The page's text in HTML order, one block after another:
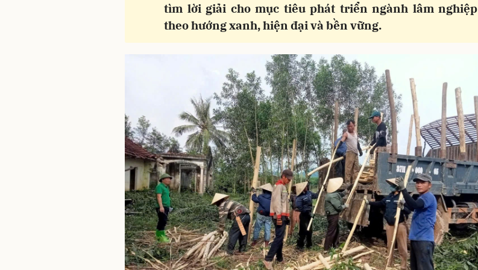
tìm lời giải cho mục tiêu phát triển ngành lâm nghiệp
theo hướng xanh, hiện đại và bền vững.